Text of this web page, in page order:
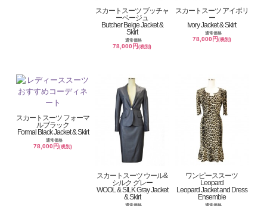
スカートスーツ ブッチャ
ーベージュ
Butcher Beige Jacket &
Skirt
通常価格
78,000円(税別)
スカートスーツ アイボリ
ー
Ivory Jacket & Skirt
通常価格
78,000円 (税別)
スカートスーツ フォーマ
ルブラック
Formal Black Jacket & Skirt
通常価格
78,000円(税別)
スカートスーツ ウール&
シルク グレー
WOOL & SILK Gray Jacket
& Skirt
通常価格
ワンピーススーツ
Leopard
Leopard Jacket and Dress
Ensemble
通常価格